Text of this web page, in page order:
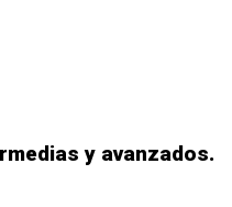
y avanzados.